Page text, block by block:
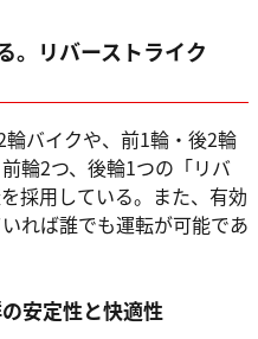
。リバーストライク
バイクや、前1輪・後2輪
輪2つ、後輪1つの「リバ
採用している。また、有効
れば誰でも運転が可能であ
安定性と快適性